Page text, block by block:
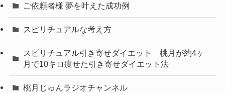
ご依頼者様 夢を叶えた成功例
スピリチュアルな考え方
スピリチュアル引き寄せダイエット 桃月が約4ヶ
月で10キロ痩せた引き寄せダイエット法
桃月じゅんラジオチャンネル